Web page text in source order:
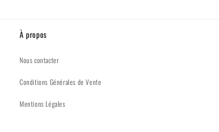
À propos
Nous contacter
Conditions Générales de Vente
Mentions Légales